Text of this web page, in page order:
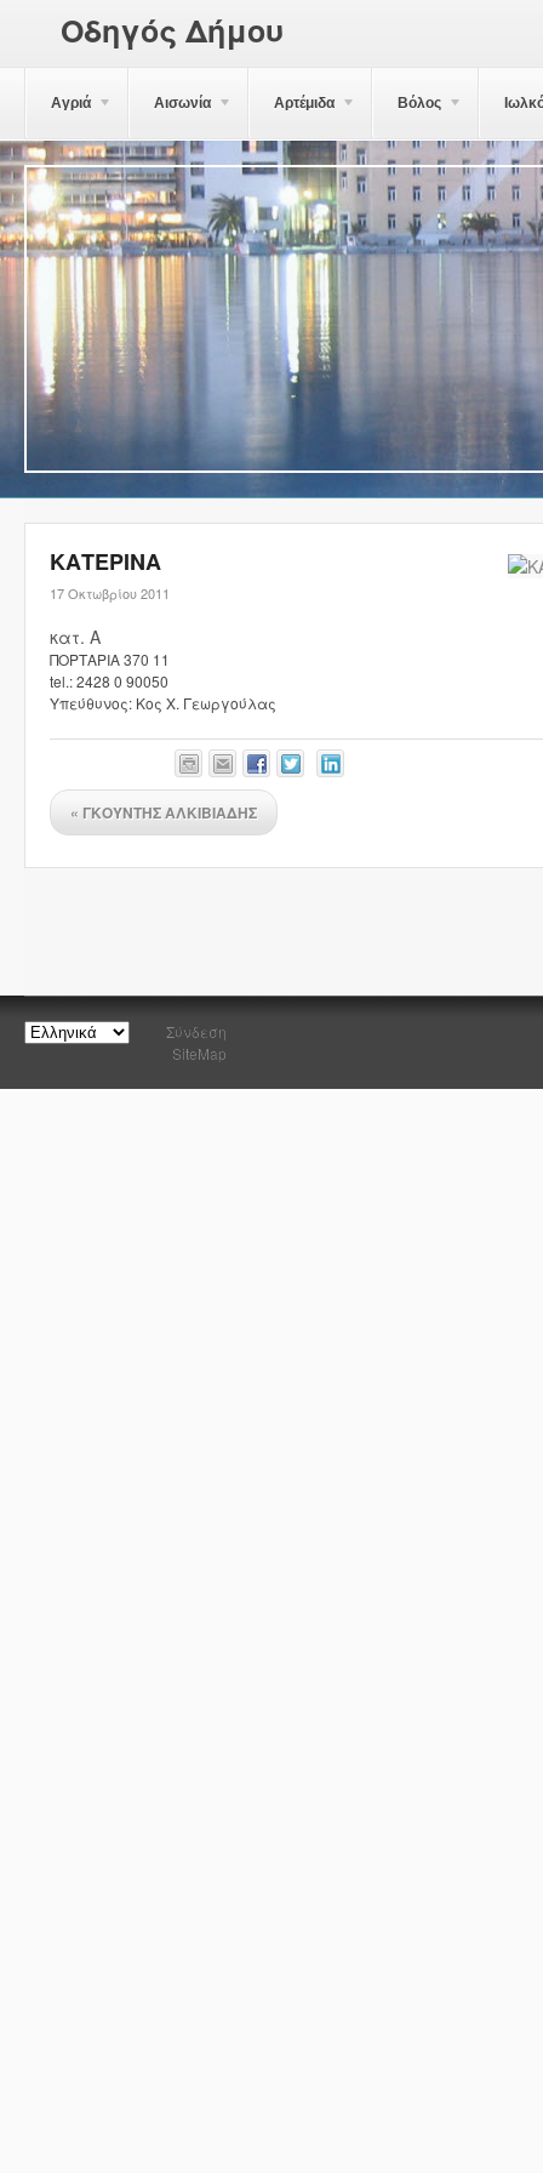
Οδηγός Δήμου
Αγριά Αισωνία Αρτέμιδα Βόλος
ΚΑΤΕΡΙΝΑ
17 Οκτωβρίου 2011
κατ. Α
ΠΟΡΤΑΡΙΑ 370 11
tel.: 2428 0 90050
Υπεύθυνος: Κος Χ. Γεωργούλας
« ΓΚΟΥΝΤΗΣ ΑΛΚΙΒΙΑΔΗΣ
Σύνδεση
SiteMap